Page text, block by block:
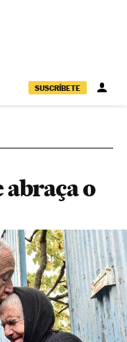
SUSCRÍBETE
abraça o